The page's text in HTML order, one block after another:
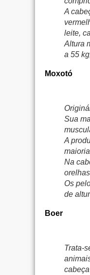
A
leite,
Altura
a 55
Moxotó
Sua
A
Na
Os
de
Boer
Trata-